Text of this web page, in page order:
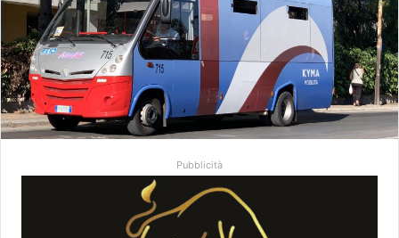
Pubblicità